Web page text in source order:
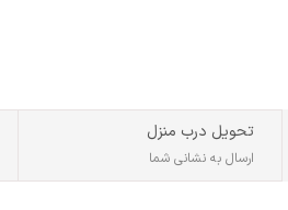
تحویل درب منزل
ارسال به نشانی شما